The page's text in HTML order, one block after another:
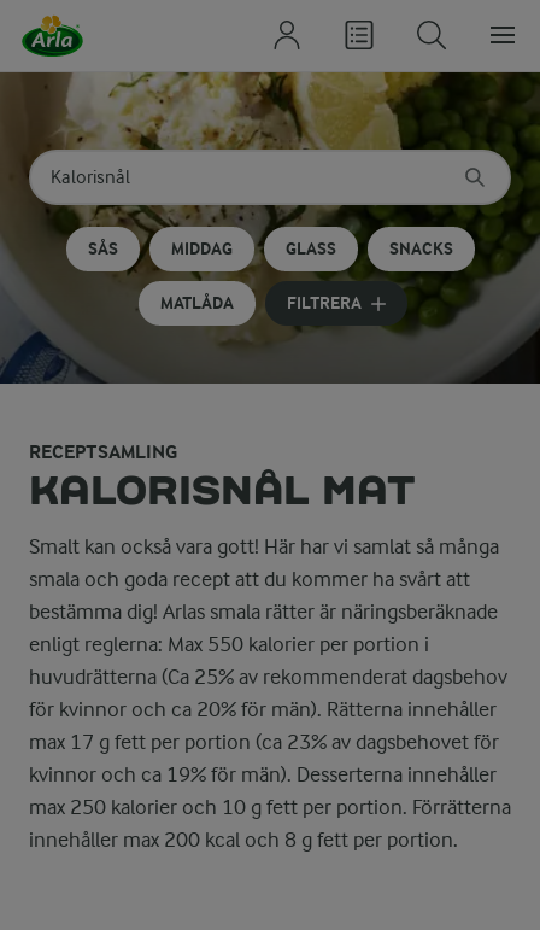
Sök på kategori eller ingrediens
Skriv in sökord för att få förslag
SÅS MIDDAG GLASS SNACKS
MATLÅDA FILTRERA
RECEPTSAMLING
KALORISNÅL MAT
Smalt kan också vara gott! Här har vi samlat så många
smala och goda recept att du kommer ha svårt att
bestämma dig! Arlas smala rätter är näringsberäknade
enligt reglerna: Max 550 kalorier per portion i
huvudrätterna (Ca 25% av rekommenderat dagsbehov
för kvinnor och ca 20% för män). Rätterna innehåller
max 17 g fett per portion (ca 23% av dagsbehovet för
kvinnor och ca 19% för män). Desserterna innehåller
max 250 kalorier och 10 g fett per portion. Förrätterna
innehåller max 200 kcal och 8 g fett per portion.